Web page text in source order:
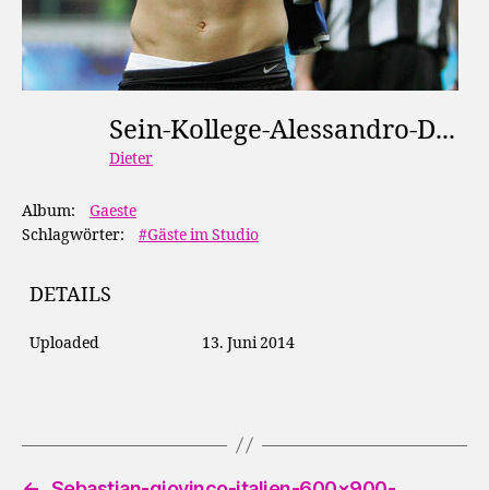
Sein-Kollege-Alessandro-Del-Piero-Ist-Ein-Alter-Hase-Auf-400x500-Bild-13-1691563
Dieter
Album:
Gaeste
Schlagwörter:
#Gäste im Studio
DETAILS
Uploaded 13. Juni 2014